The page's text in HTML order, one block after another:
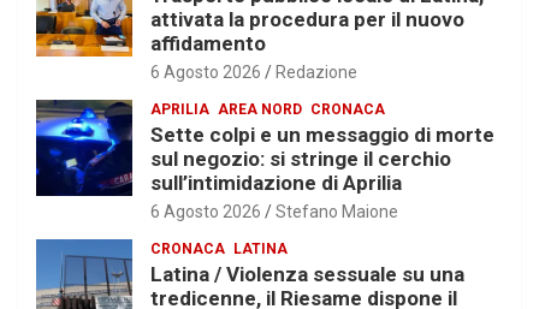
attivata la procedura per il nuovo
affidamento
6 Agosto 2026 Redazione
APRILIA AREA NORD CRONACA
Sette colpi e un messaggio di morte
sul negozio: si stringe il cerchio
sull’intimidazione di Aprilia
6 Agosto 2026 Stefano Maione
CRONACA LATINA
Latina / Violenza sessuale su una
tredicenne, il Riesame dispone il